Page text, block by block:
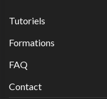
Tutoriels
Formations
FAQ
Contact